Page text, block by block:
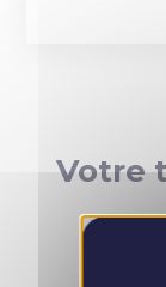
Votre